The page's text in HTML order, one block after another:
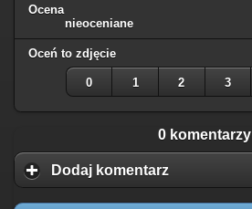
Ocena
nieoceniane
Oceń to zdjęcie
0 1 2 3
0 komentarzy
Dodaj komentarz